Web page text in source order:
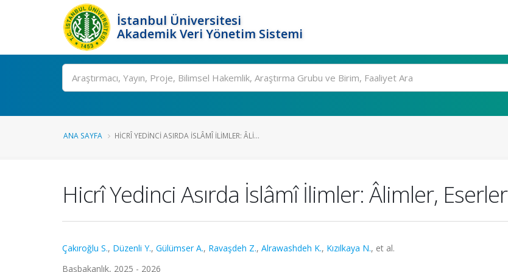
İstanbul Üniversitesi
Akademik Veri Yönetim Sistemi
Ara
ANA SAYFA HICRÎ YEDINCI ASIRDA İSLÂMÎ İLIMLER: ÂLI...
Hicrî Yedinci Asırda İslâmî İlimler: Âlimler,
Çakıroğlu S., Düzenli Y., Gülümser A., Ravaşdeh Z., Alrawashdeh K., Kızılkaya N., et al.
Başbakanlık, 2025 - 2026